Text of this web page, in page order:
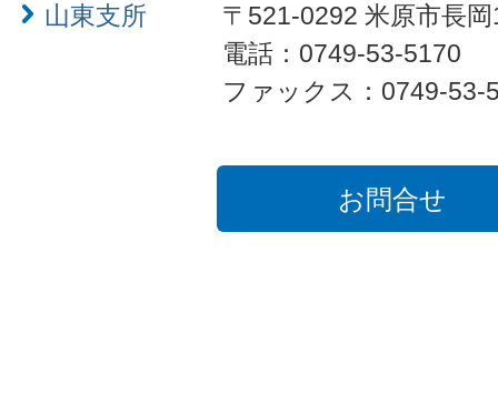
山東支所
〒521-0292 米原市長
電話：0749-53-5170
ファックス：0749-53-
お問合せ